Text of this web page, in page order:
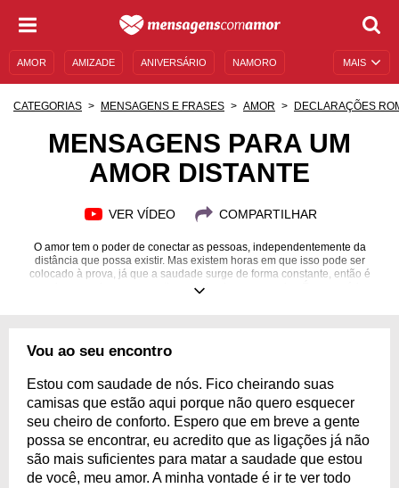
MAIS
AMOR AMIZADE ANIVERSÁRIO NAMORO
MENSAGENS E FRASES MENSAGENS DE ANIVERSÁRIO
CATEGORIAS MENSAGENS E FRASES AMOR DECLARAÇÕES
MENSAGENS PARA UM
AMOR DISTANTE
VER VÍDEO COMPARTILHAR
O amor tem o poder de conectar as pessoas, independentemente da
distância que possa existir. Mas existem horas em que isso pode ser
colocado à prova, já que a saudade surge de forma constante, então é
preciso amenizar esse sentimento de alguma maneira. É necessário
olhos que temos por ter uma pessoa especial conosco. Veja como
um amor distante!
Vou ao seu encontro
Estou com saudade de nós. Fico cheirando suas
camisas que estão aqui porque não quero esquecer
seu cheiro de conforto. Espero que em breve a gente
possa se encontrar, eu acredito que as ligações já não
são mais suficientes para matar a saudade que estou
de você, meu amor. A minha vontade é ir te ver todo